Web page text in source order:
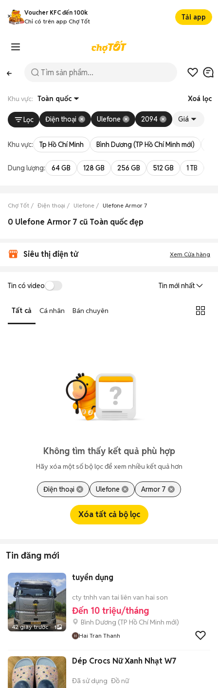
Voucher KFC đến 100k
Chỉ có trên app Chợ Tốt
Tải app
Khu vực: Toàn quốc Xoá lọc
Lọc Điện thoại Ulefone 2094 Giá
Khu vực: Tp Hồ Chí Minh Bình Dương (TP Hồ Chí Minh mới)
Dung lượng: 64 GB 128 GB 256 GB 512 GB 1 TB
Chợ Tốt Điện thoại Ulefone Ulefone Armor 7
0 Ulefone Armor 7 cũ Toàn quốc đẹp
Siêu thị điện tử Xem Cửa hàng
Tin có video Tin mới nhất
Tất cả Cá nhân Bán chuyên
Không tìm thấy kết quả phù hợp
Hãy xóa một số bộ lọc để xem nhiều kết quả hơn
Điện thoại Ulefone Armor 7
Xóa tất cả bộ lọc
Tin đăng mới
42 giây trước 1
tuyển dụng
cty tnhh van tai liên van hai son
Đến 10 triệu/tháng
Bình Dương (TP Hồ Chí Minh mới)
Hai Tran Thanh
Dép Crocs Nữ Xanh Nhạt W7
Đã sử dụng Đồ nữ